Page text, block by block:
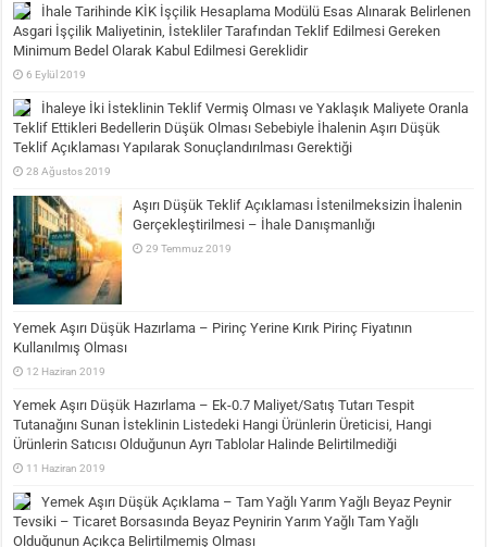
İhale Tarihinde KİK İşçilik Hesaplama Modülü Esas Alınarak Belirlenen
Asgari İşçilik Maliyetinin, İstekliler Tarafından Teklif Edilmesi Gereken
Minimum Bedel Olarak Kabul Edilmesi Gereklidir
6 Eylül 2019
İhaleye İki İsteklinin Teklif Vermiş Olması ve Yaklaşık Maliyete Oranla
Teklif Ettikleri Bedellerin Düşük Olması Sebebiyle İhalenin Aşırı Düşük
Teklif Açıklaması Yapılarak Sonuçlandırılması Gerektiği
28 Ağustos 2019
Aşırı Düşük Teklif Açıklaması İstenilmeksizin İhalenin
Gerçekleştirilmesi – İhale Danışmanlığı
29 Temmuz 2019
Yemek Aşırı Düşük Hazırlama – Pirinç Yerine Kırık Pirinç Fiyatının
Kullanılmış Olması
12 Haziran 2019
Yemek Aşırı Düşük Hazırlama – Ek-0.7 Maliyet/Satış Tutarı Tespit
Tutanağını Sunan İsteklinin Listedeki Hangi Ürünlerin Üreticisi, Hangi
Ürünlerin Satıcısı Olduğunun Ayrı Tablolar Halinde Belirtilmediği
11 Haziran 2019
Yemek Aşırı Düşük Açıklama – Tam Yağlı Yarım Yağlı Beyaz Peynir
Tevsiki – Ticaret Borsasında Beyaz Peynirin Yarım Yağlı Tam Yağlı
Olduğunun Açıkça Belirtilmemiş Olması